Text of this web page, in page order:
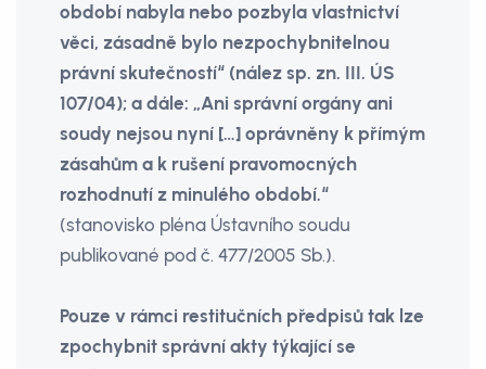
období nabyla nebo pozbyla vlastnictví
věci, zásadně bylo nezpochybnitelnou
právní skutečností“ (nález sp. zn. III. ÚS
107/04); a dále: „Ani správní orgány ani
soudy nejsou nyní […] oprávněny k přímým
zásahům a k rušení pravomocných
rozhodnutí z minulého období.“
(stanovisko pléna Ústavního soudu
publikované pod č. 477/2005 Sb.).
Pouze v rámci restitučních předpisů tak lze
zpochybnit správní akty týkající se